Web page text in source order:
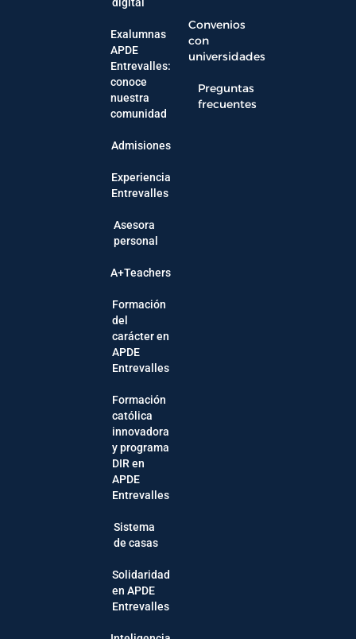
Exalumnas
APDE
Entrevalles:
conoce
nuestra
comunidad
Admisiones
Experiencia
Entrevalles
Asesora
personal
A+Teachers
Formación
del
carácter en
APDE
Entrevalles
Formación
católica
innovadora
y programa
DIR en
APDE
Entrevalles
Sistema
de casas
Solidaridad
en APDE
Entrevalles
Convenios
con
universidades
Preguntas
frecuentes